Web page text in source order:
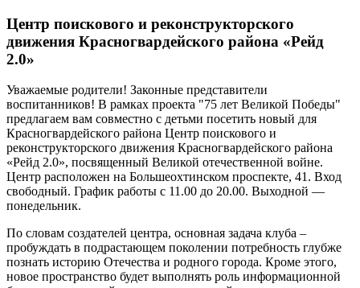
Центр поискового и реконструкторского
движения Красногвардейского района «Рейд
2.0»
Уважаемые родители! Законные представители
воспитанников! В рамках проекта "75 лет Великой Победы"
предлагаем вам совместно с детьми посетить новый для
Красногвардейского района Центр поискового и
реконструкторского движения Красногвардейского района
«Рейд 2.0», посвященный Великой отечественной войне.
Центр расположен на Большеохтинском проспекте, 41. Вход
свободный. График работы с 11.00 до 20.00. Выходной —
понедельник.
По словам создателей центра, основная задача клуба –
пробуждать в подрастающем поколении потребность глубже
познать историю Отечества и родного города. Кроме этого,
новое пространство будет выполнять роль информационной